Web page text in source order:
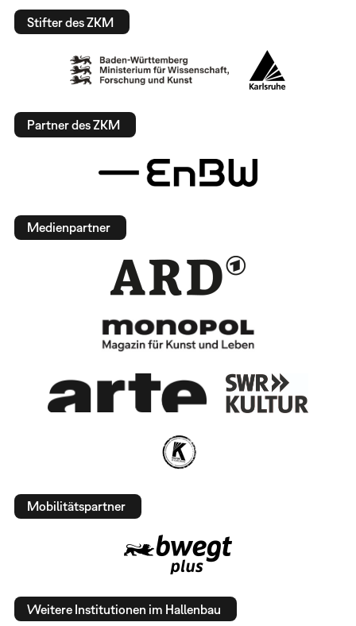
Stifter des ZKM
Partner des ZKM
Medienpartner
Mobilitätspartner
Weitere Institutionen im Hallenbau